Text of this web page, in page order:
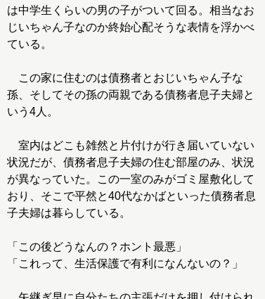
は中学生くらいの男の子がついて回る。相当なお
じいちゃん子なのか終始心配そうな表情を浮かべ
ている。
この家に住むのは債務者とおじいちゃん子な
孫、そしてその孫の両親である債務者息子夫婦と
いう4人。
室内はどこも雑然と片付けが行き届いていない
状況だが、債務者息子夫婦の住む部屋のみ、状況
が異なっていた。この一室のみがゴミ屋敷化して
おり、そこで平然と40代なかばといった債務者息
子夫婦は暮らしている。
「この後どうなんの？ホント最悪」
「これって、生活保護で有利になんないの？」